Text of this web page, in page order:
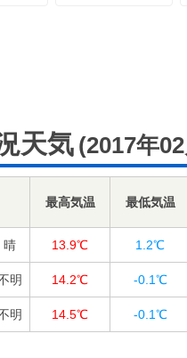
天気 (2017年
最高気温 最低気温
晴 13.9℃ 1.2℃
明 14.2℃ -0.1℃
明 14.5℃ -0.1℃